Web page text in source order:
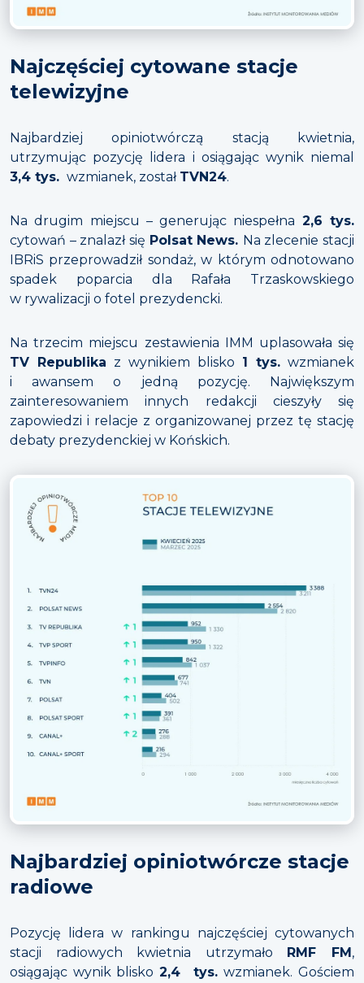
Najczęściej cytowane stacje
telewizyjne
Najbardziej opiniotwórczą stacją kwietnia,
utrzymując pozycję lidera i osiągając wynik niemal
3,4 tys. wzmianek, został TVN24.
Na drugim miejscu – generując niespełna 2,6 tys.
cytowań – znalazł się Polsat News. Na zlecenie stacji
IBRiS przeprowadził sondaż, w którym odnotowano
spadek poparcia dla Rafała Trzaskowskiego
w rywalizacji o fotel prezydencki.
Na trzecim miejscu zestawienia IMM uplasowała się
TV Republika z wynikiem blisko 1 tys. wzmianek
i awansem o jedną pozycję. Największym
zainteresowaniem innych redakcji cieszyły się
zapowiedzi i relacje z organizowanej przez tę stację
debaty prezydenckiej w Końskich.
Najbardziej opiniotwórcze stacje
radiowe
Pozycję lidera w rankingu najczęściej cytowanych
stacji radiowych kwietnia utrzymało
RMF FM ,
osiągając wynik blisko2,4 tys.wzmianek. Gościem